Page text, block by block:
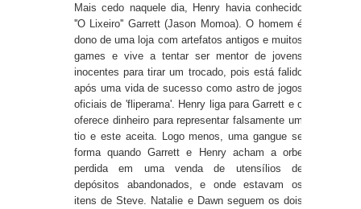
Mais cedo naquele dia, Henry havia conhecido
''O Lixeiro'' Garrett (Jason Momoa). O homem é
dono de uma loja com artefatos antigos e muitos
games e vive a tentar ser mentor de jovens
inocentes para tirar um trocado, pois está falido
após uma vida de sucesso como astro de jogos
oficiais de 'fliperama'. Henry liga para Garrett e o
oferece dinheiro para representar falsamente um
tio e este aceita. Logo menos, uma gangue se
forma quando Garrett e Henry acham a orbe
perdida em uma venda de utensílios de
depósitos abandonados, e onde estavam os
itens de Steve. Natalie e Dawn seguem os dois